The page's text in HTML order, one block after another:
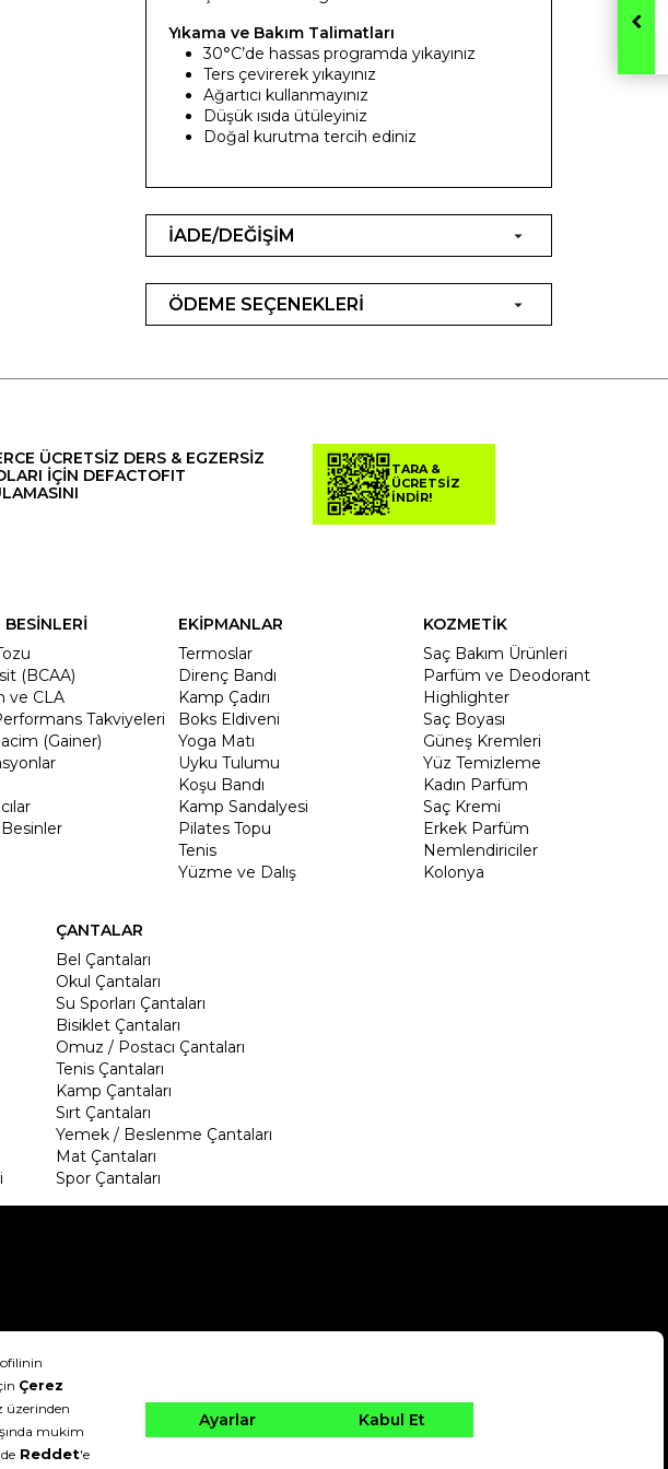
Yıkama ve Bakım Talimatları
30°C’de hassas programda yıkayınız
Ters çevirerek yıkayınız
Ağartıcı kullanmayınız
Düşük ısıda ütüleyiniz
Doğal kurutma tercih ediniz
İADE/DEĞİŞİM
ÖDEME SEÇENEKLERİ
ÜCRETSİZ DERS & EGZERSİZ
İÇİN DEFACTOFIT
TARA &
ÜCRETSİZ
İNDİR!
BESİNLERİ
(BCAA)
ve CLA
Takviyeleri
(Gainer)
EKİPMANLAR
Termoslar
Direnç Bandı
Kamp Çadırı
Boks Eldiveni
Yoga Matı
Uyku Tulumu
Koşu Bandı
Kamp Sandalyesi
Pilates Topu
Tenis
Yüzme ve Dalış
KOZMETİK
Saç Bakım Ürünleri
Parfüm ve Deodorant
Highlighter
Saç Boyası
Güneş Kremleri
Yüz Temizleme
Kadın Parfüm
Saç Kremi
Erkek Parfüm
Nemlendiriciler
Kolonya
ÇANTALAR
Bel Çantaları
Okul Çantaları
Su Sporları Çantaları
Bisiklet Çantaları
Omuz / Postacı Çantaları
Tenis Çantaları
Kamp Çantaları
Sırt Çantaları
Yemek / Beslenme Çantaları
Mat Çantaları
Spor Çantaları